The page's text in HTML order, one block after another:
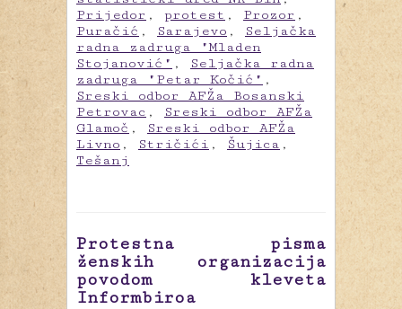
Prijedor , protest , Prozor ,
Puračić , Sarajevo ,
Seljačka
radna zadruga "Mladen
Stojanović" ,
Seljačka radna
zadruga "Petar Kočić" ,
Sreski odbor AFŽa Bosanski
Petrovac ,
Sreski odbor AFŽa
Glamoč ,
Sreski odbor AFŽa
Livno , Stričići , Šujica ,
Tešanj
Protestna pisma
ženskih organizacija
povodom kleveta
Informbiroa